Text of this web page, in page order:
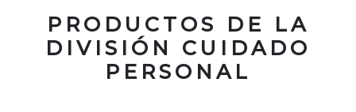
PRODUCTOS DE LA
DIVISIÓN CUIDADO
PERSONAL